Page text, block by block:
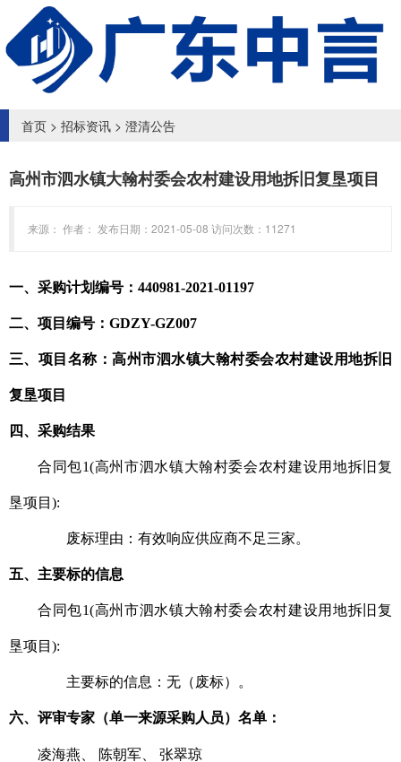
首页 > 招标资讯 > 澄清公告
高州市泗水镇大翰村委会农村建设用地拆旧复垦项目
来源： 作者： 发布日期：2021-05-08 访问次数：11271
一、采购计划编号：440981-2021-01197
二、项目编号：GDZY-GZ007
三、项目名称：高州市泗水镇大翰村委会农村建设用地拆旧
复垦项目
四、采购结果
合同包1(高州市泗水镇大翰村委会农村建设用地拆旧复
垦项目):
废标理由：有效响应供应商不足三家。
五、主要标的信息
合同包1(高州市泗水镇大翰村委会农村建设用地拆旧复
垦项目):
主要标的信息：无（废标）。
六、评审专家（单一来源采购人员）名单：
凌海燕 陈朝军 张翠琼